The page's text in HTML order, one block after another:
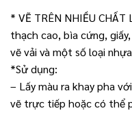
* VẼ TRÊN NHIỀU
thạch cao, bìa cứng,
vẽ vải và một số loại
*Sử dụng:
– Lấy màu ra khay pha
vẽ trực tiếp hoặc có thể